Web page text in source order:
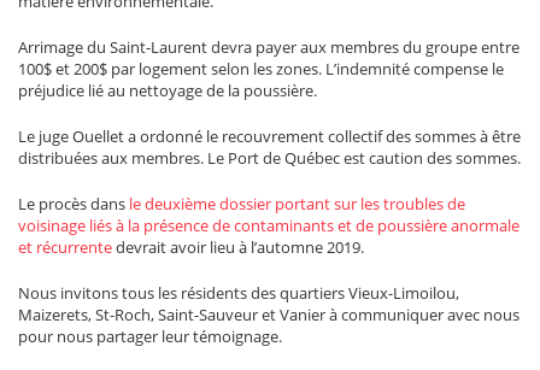
Arrimage du Saint-Laurent devra payer aux membres du groupe entre
100$ et 200$ par logement selon les zones. L’indemnité compense le
préjudice lié au nettoyage de la poussière.
Le juge Ouellet a ordonné le recouvrement collectif des sommes à être
distribuées aux membres. Le Port de Québec est caution des sommes.
Le procès dans le deuxième dossier portant sur les troubles de
voisinage liés à la présence de contaminants et de poussière anormale
et récurrentedevrait avoir lieu à l’automne 2019.
Nous invitons tous les résidents des quartiers Vieux-Limoilou,
Maizerets, St-Roch, Saint-Sauveur et Vanier à communiquer avec nous
pour nous partager leur témoignage.